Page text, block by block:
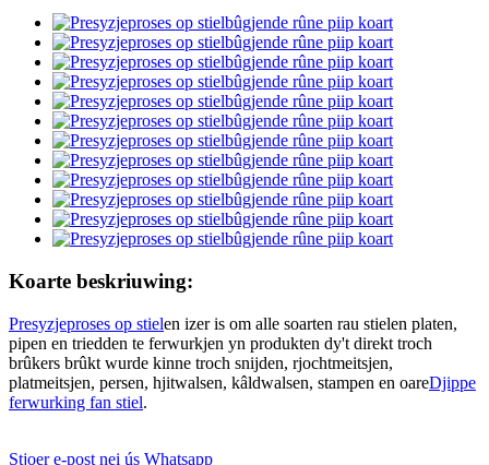
Koarte beskriuwing:
Presyzjeproses op stielen izer is om alle soarten rau stielen platen,
pipen en triedden te ferwurkjen yn produkten dy't direkt troch
brûkers brûkt wurde kinne troch snijden, rjochtmeitsjen,
platmeitsjen, persen, hjitwalsen, kâldwalsen, stampen en oareDjippe
ferwurking fan stiel.
Stjoer e-post nei ús Whatsapp